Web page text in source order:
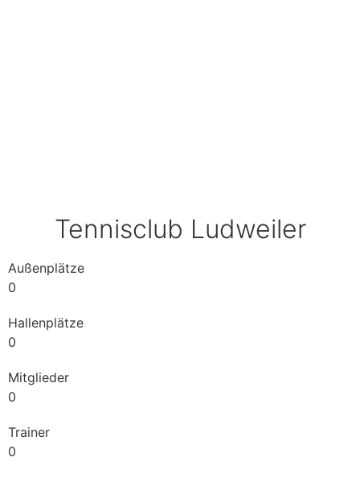
Tennisclub Ludweiler
Außenplätze
0
Hallenplätze
0
Mitglieder
0
Trainer
0